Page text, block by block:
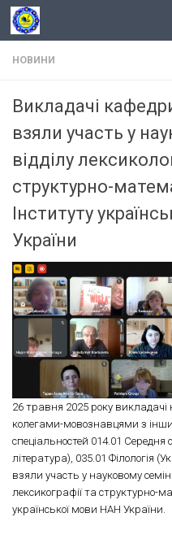
Skip to content
НОВИНИ
Викладачі
взяли участь у
відділу
структурно-
Інституту
України
26 травня 2025 року викладачі
колегами-мовознавцями з
спеціальностей 014.01 Середня
література), 035.01 Філологія
взяли участь у науковому
лексикографії та структурно-
української мови НАН України.